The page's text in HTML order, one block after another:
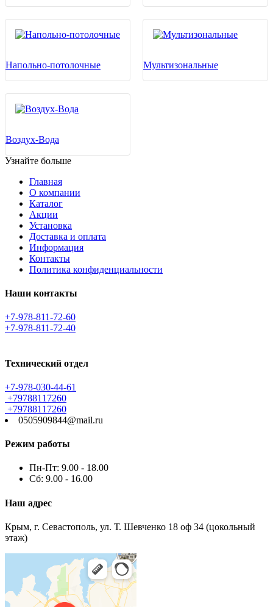
Напольно-потолочные Мультизональные
Воздух-Вода
Узнайте больше
Главная
О компании
Каталог
Акции
Установка
Доставка и оплата
Информация
Контакты
Политика конфиденциальности
Наши контакты
+7-978-811-72-60
+7-978-811-72-40
Технический отдел
+7-978-030-44-61
+79788117260
+79788117260
0505909844@mail.ru
Режим работы
Пн-Пт: 9.00 - 18.00
Сб: 9.00 - 16.00
Наш адрес
Крым, г. Севастополь, ул. Т. Шевченко 18 оф 34 (цокольный
этаж)